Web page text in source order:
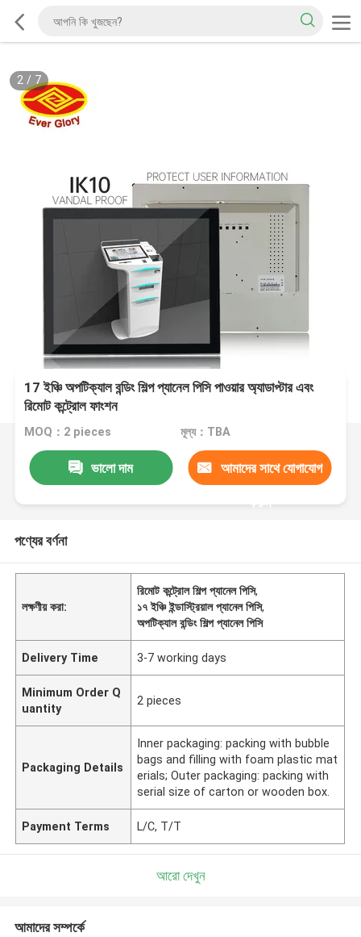
2/ 7
17 ইঞ্চি অপটিক্যাল বন্ডিং শিল্প প্যানেল পিসি পাওয়ার অ্যাডাপ্টার এবং
রিমোট কন্ট্রোল ফাংশন
MOQ：2 pieces মূল্য：TBA
ভালো দাম আমাদের সাথে যোগাযোগ
করুন
পণ্যের বর্ণনা
লক্ষণীয় করা:
রিমোট কন্ট্রোল শিল্প প্যানেল পিসি,
১৭ ইঞ্চি ইন্ডাস্ট্রিয়াল প্যানেল পিসি,
অপটিক্যাল বন্ডিং শিল্প প্যানেল পিসি
Delivery Time 3-7 working days
Minimum Order Q
uantity
2 pieces
Packaging Details
Inner packaging: packing with bubble
bags and filling with foam plastic mat
erials; Outer packaging: packing with
serial size of carton or wooden box.
Payment Terms L/C, T/T
আরো দেখুন
আমাদের সম্পর্কে